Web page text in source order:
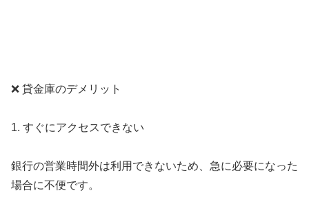
❌ 貸金庫のデメリット
1. すぐにアクセスできない
銀行の営業時間外は利用できないため、急に必要になった
場合に不便です。